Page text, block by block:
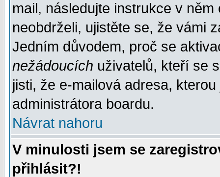
mail, následujte instrukce v
neobdrželi, ujistěte se, že vámi
Jedním důvodem, proč se
nežádoucích uživatelů, kteří se
jisti, že e-mailová adresa,
administrátora boardu.
Návrat nahoru
V minulosti jsem se
přihlásit?!